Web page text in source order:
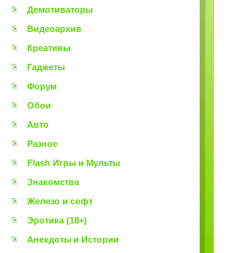
Демотиваторы
Видеоархив
Креативы
Гаджеты
Форум
Обои
Авто
Разное
Flash Игры и Мульты
Знакомства
Железо и софт
Эротика (18+)
Анекдоты и Истории